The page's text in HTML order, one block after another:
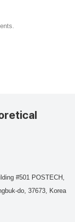
#501 POSTECH,
do, 37673, Korea